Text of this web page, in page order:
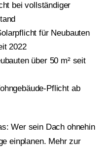
bei vollständiger
für Neubauten
2022
über 50 m² seit
Pflicht ab
Wer sein Dach ohnehin
einplanen. Mehr zur